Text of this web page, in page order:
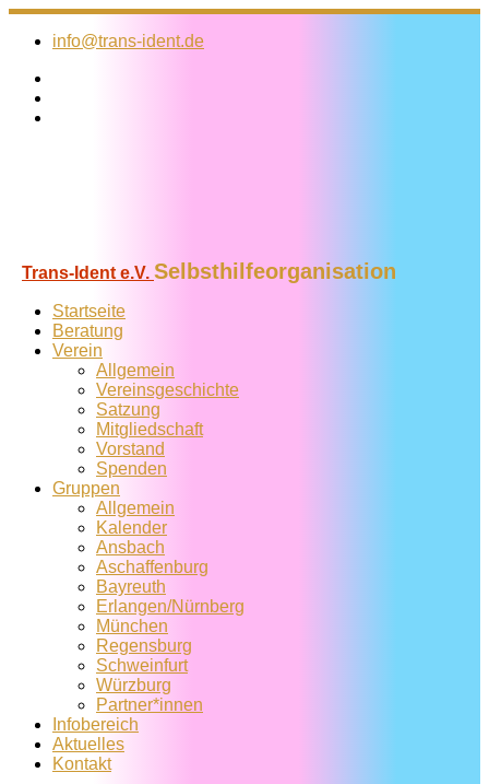
Zum
Inhalt
info@trans-ident.de
Trans-Ident e.V. Selbsthilfeorganisation
Startseite
Beratung
Verein
Allgemein
Vereins­geschichte
Satzung
Mitglied­schaft
Vorstand
Spenden
Gruppen
Allgemein
Kalender
Ansbach
Aschaffenburg
Bayreuth
Erlangen/Nürnberg
München
Regensburg
Schweinfurt
Würzburg
Partner*innen
Infobereich
Aktuelles
Kontakt